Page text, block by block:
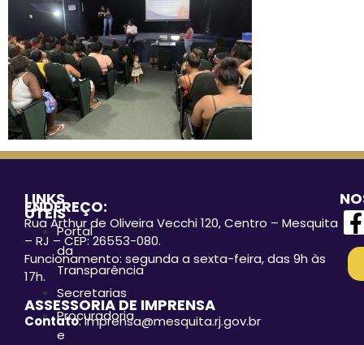
LINKS
ÚTEIS
Portal
da
Transparência
Secretarias
Procuradoria
e
ENDEREÇO:
Rua Arthur de Oliveira Vecchi 120, Centro – Mesquita
– RJ – CEP: 26553-080.
Funcionamento: segunda a sexta-feira, das 9h às
17h.
ASSESSORIA DE IMPRENSA
Contato: imprensa@mesquita.rj.gov.br